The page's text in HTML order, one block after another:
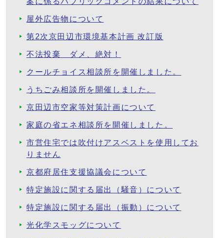
屋外広告物について
第2次京田辺市環境基本計画 改訂版
不法投棄 ダメ、絶対！
クールチョイス相談所を開催しました。
うちごみ相談所を開催しました。
京田辺市空家等対策計画について
家庭の省エネ相談所を開催しました。
市営住宅では吹付けアスベストを使用してお
りません
京都府居住支援協議会について
特定施設に関する届出（騒音）について
特定施設に関する届出（振動）について
光化学スモッグについて